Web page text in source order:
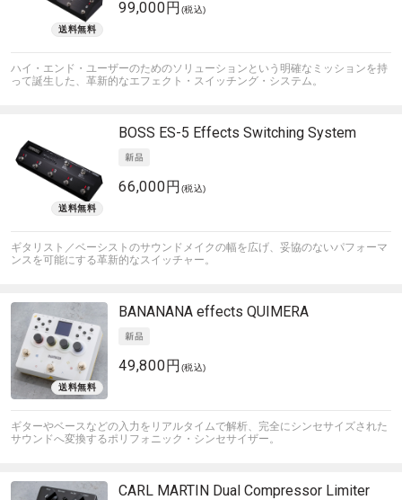
99,000円 (税込)
ハイ・エンド・ユーザーのためのソリューションという明確なミッションを持
って誕生した、革新的なエフェクト・スイッチング・システム。
BOSS ES-5 Effects Switching System
66,000円 (税込)
ギタリスト／ベーシストのサウンドメイクの幅を広げ、妥協のないパフォーマ
ンスを可能にする革新的なスイッチャー。
BANANANA effects QUIMERA
49,800円 (税込)
ギターやベースなどの入力をリアルタイムで解析、完全にシンセサイズされた
サウンドへ変換するポリフォニック・シンセサイザー。
CARL MARTIN Dual Compressor Limiter